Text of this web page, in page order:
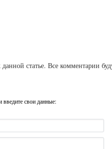
статье. Все комментарии
введите свои данные: